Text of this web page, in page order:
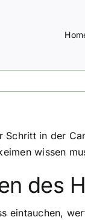
Schritt in der
wissen
des
eintauchen,